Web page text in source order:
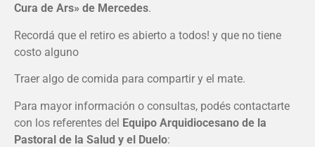
Cura de Ars» de Mercedes.
Recordá que el retiro es abierto a todos! y que no tiene
costo alguno
Traer algo de comida para compartir y el mate.
Para mayor información o consultas, podés contactarte
con los referentes del Equipo Arquidiocesano de la
Pastoral de la Salud y el Duelo: